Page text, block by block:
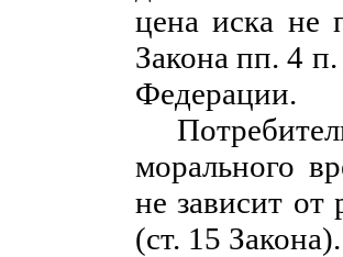
цена иска не
Закона пп. 4
Федерации.
морального
не зависит от
(ст. 15 Закона).